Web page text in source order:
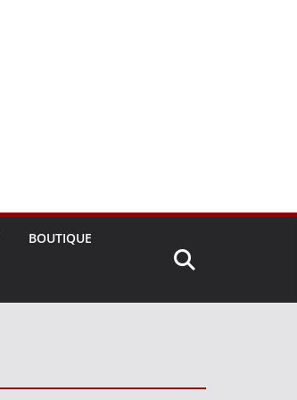
BOUTIQUE